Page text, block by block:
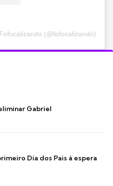
(@fofocalizando)
Gabriel
Dia dos Pais à espera